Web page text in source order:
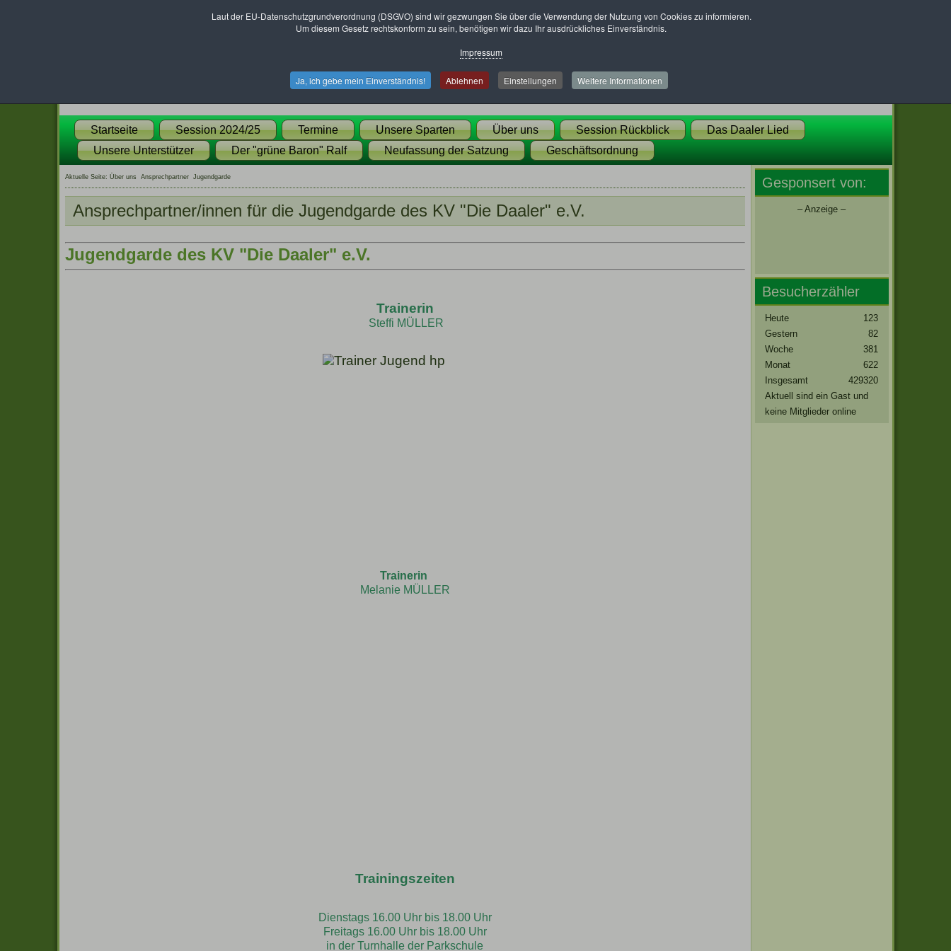
Startseite Session 2024/25 Termine Unsere Sparten Über uns Session Rückblick
Das Daaler Lied
Unsere Unterstützer
Der "grüne Baron" Ralf Neufassung der Satzung Geschäftsordnung
Aktuelle Seite: Über uns Ansprechpartner Jugendgarde
Ansprechpartner/innen für die Jugendgarde des KV "Die Daaler" e.V.
Jugendgarde des KV "Die Daaler" e.V.
Trainerin
Steffi MÜLLER
Trainerin
Melanie MÜLLER
Trainingszeiten
Dienstags 16.00 Uhr bis 18.00 Uhr
Freitags 16.00 Uhr bis 18.00 Uhr
in der Turnhalle der Parkschule
Gesponsert von:
– Anzeige –
Besucherzähler
Heute
123
Gestern
82
Woche
381
Monat
622
Insgesamt
429320
Aktuell sind ein Gast und
keine Mitglieder online
Laut der EU-Datenschutzgrundverordnung (DSGVO) sind wir gezwungen Sie über die Verwendung der Nutzung von Cookies zu informieren.
Um diesem Gesetz rechtskonform zu sein, benötigen wir dazu Ihr ausdrückliches Einverständnis.
Impressum
Ja, ich gebe mein Einverständnis! Ablehnen Einstellungen Weitere Informationen